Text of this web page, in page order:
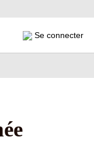
Se connecter